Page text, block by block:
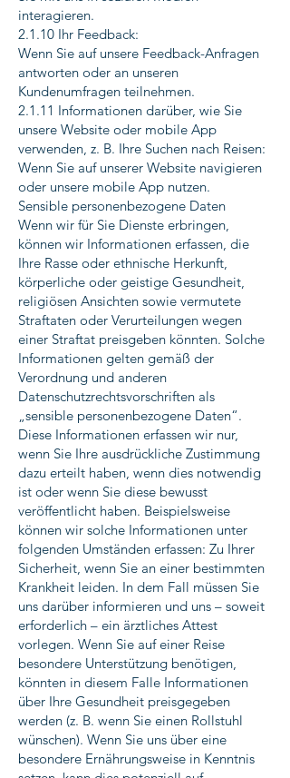
interagieren.
2.1.10 Ihr Feedback:
Wenn Sie auf unsere Feedback-Anfragen
antworten oder an unseren
Kundenumfragen teilnehmen.
2.1.11 Informationen darüber, wie Sie
unsere Website oder mobile App
verwenden, z. B. Ihre Suchen nach Reisen:
Wenn Sie auf unserer Website navigieren
oder unsere mobile App nutzen.
Sensible personenbezogene Daten
Wenn wir für Sie Dienste erbringen,
können wir Informationen erfassen, die
Ihre Rasse oder ethnische Herkunft,
körperliche oder geistige Gesundheit,
religiösen Ansichten sowie vermutete
Straftaten oder Verurteilungen wegen
einer Straftat preisgeben könnten. Solche
Informationen gelten gemäß der
Verordnung und anderen
Datenschutzrechtsvorschriften als
„sensible personenbezogene Daten“.
Diese Informationen erfassen wir nur,
wenn Sie Ihre ausdrückliche Zustimmung
dazu erteilt haben, wenn dies notwendig
ist oder wenn Sie diese bewusst
veröffentlicht haben. Beispielsweise
können wir solche Informationen unter
folgenden Umständen erfassen: Zu Ihrer
Sicherheit, wenn Sie an einer bestimmten
Krankheit leiden. In dem Fall müssen Sie
uns darüber informieren und uns – soweit
erforderlich – ein ärztliches Attest
vorlegen. Wenn Sie auf einer Reise
besondere Unterstützung benötigen,
könnten in diesem Falle Informationen
über Ihre Gesundheit preisgegeben
werden (z. B. wenn Sie einen Rollstuhl
wünschen). Wenn Sie uns über eine
besondere Ernährungsweise in Kenntnis